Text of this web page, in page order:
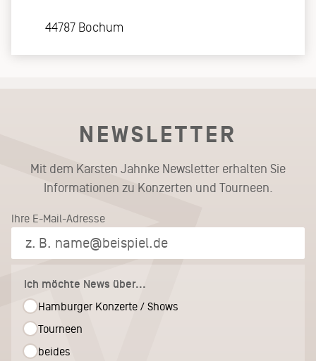
44787 Bochum
NEWSLETTER
Mit dem Karsten Jahnke Newsletter erhalten Sie
Informationen zu Konzerten und Tourneen.
Ihre E-Mail-Adresse
Ich möchte News über...
Hamburger Konzerte / Shows
Tourneen
beides